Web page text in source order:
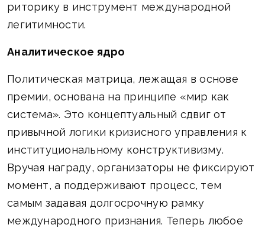
риторику в инструмент международной
легитимности.
Аналитическое ядро
Политическая матрица, лежащая в основе
премии, основана на принципе «мир как
система». Это концептуальный сдвиг от
привычной логики кризисного управления к
институциональному конструктивизму.
Вручая награду, организаторы не фиксируют
момент, а поддерживают процесс, тем
самым задавая долгосрочную рамку
международного признания. Теперь любое